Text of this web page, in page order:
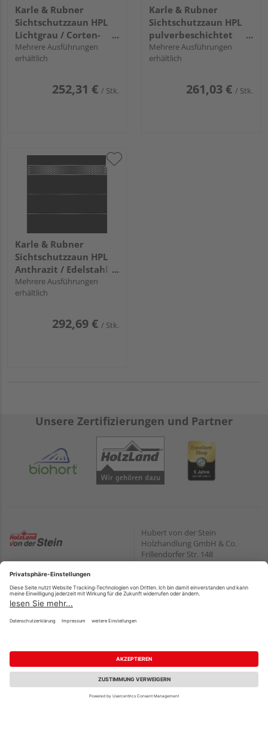
Karle & Rubner
Sichtschutzzaun HPL
Lichtgrau / Corten-
Stahl "elevato®"
Mehrere Ausführungen
erhältlich
252,31 € / Stk.
Karle & Rubner
Sichtschutzzaun HPL
pulverbeschichtet
Steingrau / Alu Marone
"elevato®"
Mehrere Ausführungen
erhältlich
261,03 € / Stk.
Karle & Rubner
Sichtschutzzaun HPL
Anthrazit / Edelstahl
"elevato®"
Mehrere Ausführungen
erhältlich
292,69 € / Stk.
Fachberatung
Unsere Zertifizierungen und Partner
Hubert von der Stein
Holzhandlung GmbH & Co.
Frillendorfer Str. 148
45139 Essen
Mo. – Fr.
Sa.09:00 – 13:00
Wir helfen Ihnen gerne
PayPal
Onlineüberweisung
Kreditkarte